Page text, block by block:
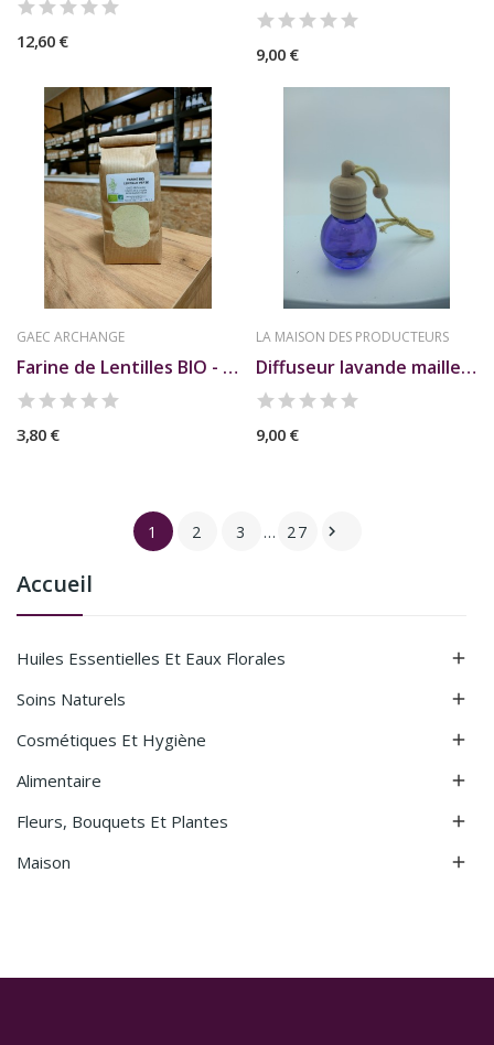
Accueil
Huiles Essentielles Et Eaux Florales 
Soins Naturels 
Cosmétiques Et Hygiène 
Alimentaire 
Fleurs, Bouquets Et Plantes 
Maison 
12,60 €
9,00 €
GAEC ARCHANGE
Farine de Lentilles BIO - 500g - GAEC Archange
3,80 €
LA MAISON DES PRODUCTEURS
Diffuseur lavande maillette .Rechargeable
9,00 €
1 2 3 … 27 